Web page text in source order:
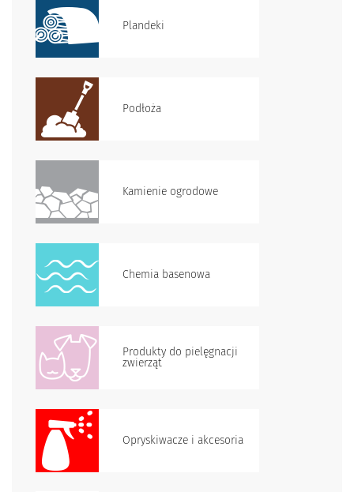
Plandeki
Podłoża
Kamienie ogrodowe
Chemia basenowa
Produkty do pielęgnacji
zwierząt
Opryskiwacze i akcesoria